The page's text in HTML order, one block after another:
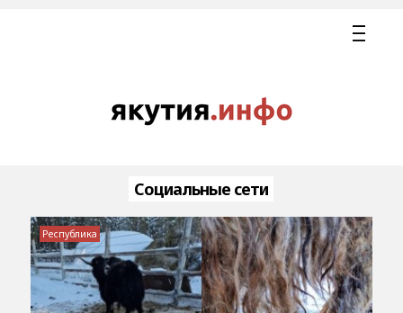
Социальные сети
Республика